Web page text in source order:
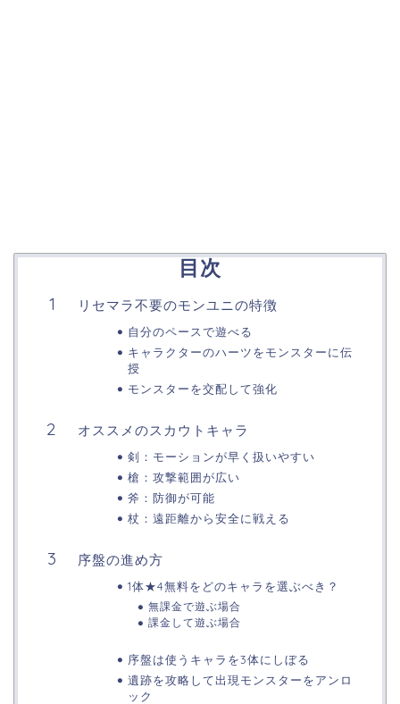
目次
リセマラ不要のモンユニの特徴
自分のペースで遊べる
キャラクターのハーツをモンスターに伝
授
モンスターを交配して強化
オススメのスカウトキャラ
剣：モーションが早く扱いやすい
槍：攻撃範囲が広い
斧：防御が可能
杖：遠距離から安全に戦える
序盤の進め方
1体★4無料をどのキャラを選ぶべき？
無課金で遊ぶ場合
課金して遊ぶ場合
序盤は使うキャラを3体にしぼる
遺跡を攻略して出現モンスターをアンロ
ック